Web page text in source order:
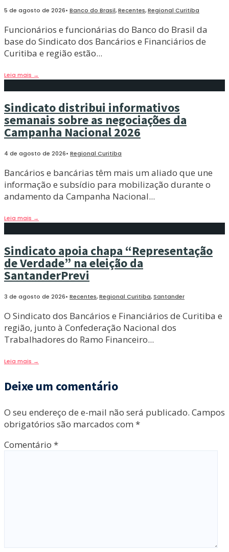
5 de agosto de 2026• Banco do Brasil,Recentes,Regional Curitiba
Funcionários e funcionárias do Banco do Brasil da
base do Sindicato dos Bancários e Financiários de
Curitiba e região estão...
Leia mais →
Sindicato distribui informativos
semanais sobre as negociações da
Campanha Nacional 2026
4 de agosto de 2026• Regional Curitiba
Bancários e bancárias têm mais um aliado que une
informação e subsídio para mobilização durante o
andamento da Campanha Nacional...
Leia mais →
Sindicato apoia chapa “Representação
de Verdade” na eleição da
SantanderPrevi
3 de agosto de 2026• Recentes,Regional Curitiba,Santander
O Sindicato dos Bancários e Financiários de Curitiba e
região, junto à Confederação Nacional dos
Trabalhadores do Ramo Financeiro...
Leia mais →
Deixe um comentário
O seu endereço de e-mail não será publicado. Campos
obrigatórios são marcados com *
Comentário *